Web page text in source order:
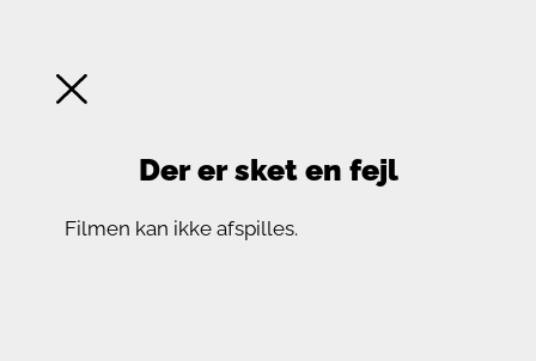
Der er sket en fejl
Filmen kan ikke afspilles.